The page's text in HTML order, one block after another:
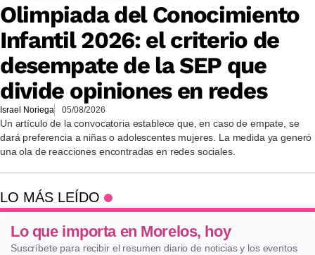
Olimpiada del Conocimiento
Infantil 2026: el criterio de
desempate de la SEP que
divide opiniones en redes
Israel Noriega 05/08/2026
Un artículo de la convocatoria establece que, en caso de empate, se
dará preferencia a niñas o adolescentes mujeres. La medida ya generó
una ola de reacciones encontradas en redes sociales.
LO MÁS LEÍDO
Lo que importa en Morelos, hoy
Suscríbete para recibir el resumen diario de noticias y los eventos